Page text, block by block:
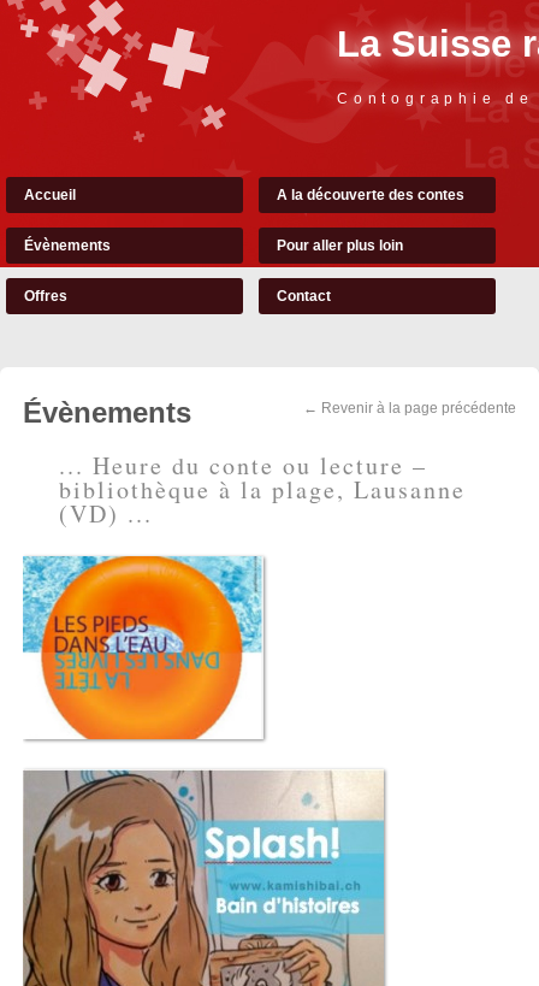
La Suisse
Contographie
Accueil A la découverte des contes
Évènements Pour aller plus loin
Offres Contact
← Revenir à la page précédente
Évènements
... Heure du conte ou lecture –
bibliothèque à la plage, Lausanne
(VD) ...